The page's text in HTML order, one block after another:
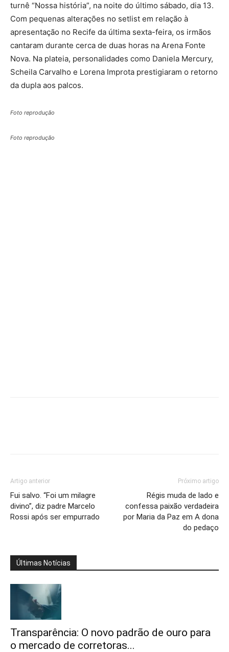
turnê “Nossa história”, na noite do último sábado, dia 13.
Com pequenas alterações no setlist em relação à
apresentação no Recife da última sexta-feira, os irmãos
cantaram durante cerca de duas horas na Arena Fonte
Nova. Na plateia, personalidades como Daniela Mercury,
Scheila Carvalho e Lorena Improta prestigiaram o retorno
da dupla aos palcos.
Foto reprodução
Foto reprodução
Artigo anterior
Fui salvo. “Foi um milagre
divino”, diz padre Marcelo
Rossi após ser empurrado
Próximo artigo
Régis muda de lado e
confessa paixão verdadeira
por Maria da Paz em A dona
do pedaço
Últimas Notícias
Transparência: O novo padrão de ouro para
o mercado de corretoras...